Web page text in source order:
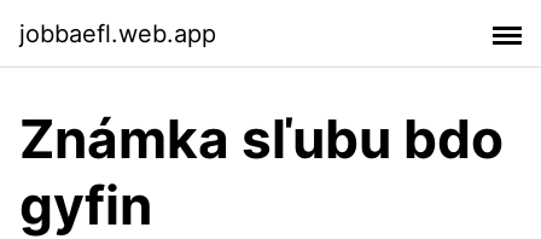
jobbaefl.web.app
Známka sľubu bdo
gyfin